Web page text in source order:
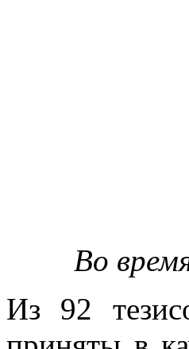
Во
Из 92